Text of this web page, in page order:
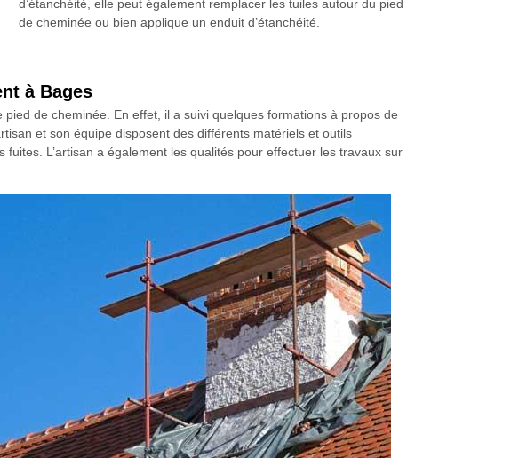
d’étanchéité, elle peut également remplacer les tuiles autour du pied
de cheminée ou bien applique un enduit d’étanchéité.
à Bages
de cheminée. En effet, il a suivi quelques formations à propos de
et son équipe disposent des différents matériels et outils
L’artisan a également les qualités pour effectuer les travaux sur